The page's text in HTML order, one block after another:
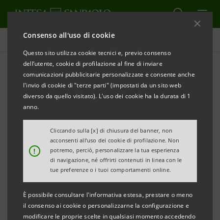
Consenso all'uso di cookie
Questo sito utilizza cookie tecnici e, previo consenso
dell’utente, cookie di profilazione al fine di inviare
comunicazioni pubblicitarie personalizzate e consente anche
l'invio di cookie di "terze parti" (impostati da un sito web
diverso da quello visitato). L'uso dei cookie ha la durata di 1
anno.
!
Cliccando sulla [x] di chiusura del banner, non
acconsenti all’uso dei cookie di profilazione. Non
potremo, perciò, personalizzare la tua esperienza
di navigazione, né offrirti contenuti in linea con le
tue preferenze o i tuoi comportamenti online.
È possibile consultare l'informativa estesa, prestare o meno
il consenso ai cookie o personalizzarne la configurazione e
modificare le proprie scelte in qualsiasi momento accedendo
Comunicati stampa
STAMPA AGGIORNA
E’ in programma oggi a Bergamo l’appuntamento per
il decimo anniversario diMissione Cuore, l’iniziativa di
raccolta fondi per l’acquisto di defibrillatori sostenuta
da Intesa Sanpaolo in Lombardia, in collaborazione
con l’Associazione Comocuore Onlus.
Nata a Como nel 2004 come iniziativa locale,Missione
Cuore oggi è un progetto a tutto campo che, grazie
all’impegno dei gestori e della rete di Intesa Sanpaolo